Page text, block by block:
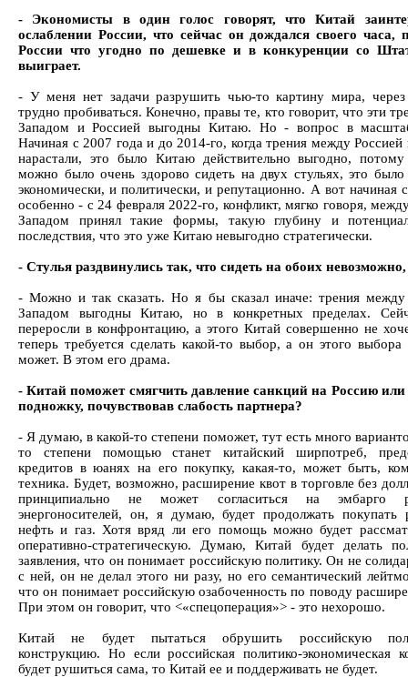
- Экономисты в один голос говорят, что Китай
ослаблении России, что сейчас он дождался своего часа,
России что угодно по дешевке и в конкуренции со
выиграет.
- У меня нет задачи разрушить чью-то картину мира,
трудно пробиваться. Конечно, правы те, кто говорит, что эти
Западом и Россией выгодны Китаю. Но - вопрос в
Начиная с 2007 года и до 2014-го, когда трения между
нарастали, это было Китаю действительно выгодно,
можно было очень здорово сидеть на двух стульях, это
экономически, и политически, и репутационно. А вот начиная
особенно - с 24 февраля 2022-го, конфликт, мягко говоря,
Западом принял такие формы, такую глубину и
последствия, что это уже Китаю невыгодно стратегически.
- Стулья раздвинулись так, что сидеть на обоих
- Можно и так сказать. Но я бы сказал иначе: трения между
Западом выгодны Китаю, но в конкретных пределах.
переросли в конфронтацию, а этого Китай совершенно не
теперь требуется сделать какой-то выбор, а он этого выбора
может. В этом его драма.
- Китай поможет смягчить давление санкций на Россию или
подножку, почувствовав слабость партнера?
- Я думаю, в какой-то степени поможет, тут есть много
то степени помощью станет китайский ширпотреб,
кредитов в юанях на его покупку, какая-то, может быть,
техника. Будет, возможно, расширение квот в торговле без
принципиально не может согласиться на эмбарго
энергоносителей, он, я думаю, будет продолжать покупать
нефть и газ. Хотя вряд ли его помощь можно будет
оперативно-стратегическую. Думаю, Китай будет делать
заявления, что он понимает российскую политику. Он не
с ней, он не делал этого ни разу, но его семантический
что он понимает российскую озабоченность по поводу
При этом он говорит, что <«спецоперация»> - это нехорошо.
Китай не будет пытаться обрушить российскую
конструкцию. Но если российская политико-экономическая
будет рушиться сама, то Китай ее и поддерживать не будет.